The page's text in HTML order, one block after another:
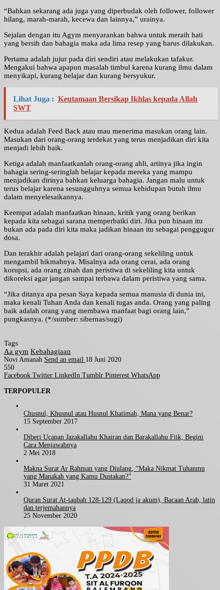
“Bahkan sekarang ada juga yang diperbudak oleh follower, follower
hilang, marah-marah, kecewa dan lainnya,” urainya.
Sejalan dengan itu Agym menyarankan bahwa untuk meraih hati
yang bersih dan bahagia maka ada lima resep yang harus dilakukan.
Pertama adalah jujur pada diri sendiri atau melakukan tafakur.
Mengakui bahwa apapun masalah timbul karena kurang ilmu dalam
menyikapi, kurang belajar dan kurang bersyukur.
Lihat Juga : Keutamaan Bersikap Ikhlas kepada Allah
SWT
Kedua adalah Feed Back atau mau menerima masukan orang lain.
Masukan dari orang-orang terdekat yang terus menjadikan diri kita
menjadi lebih baik.
Ketiga adalah manfaatkanlah orang-orang ahli, artinya jika ingin
bahagia sering-seringlah belajar kepada mereka yang mampu
menjadikan dirinya bahkan keluarga bahagia. Jangan malu untuk
terus belajar karena sesungguhnya semua kehidupan butuh ilmu
dalam menyelesaikannya.
Keempat adalah manfaatkan hinaan, kritik yang orang berikan
kepada kita sebagai sarana memperbaiki diri. Jika pun hinaan itu
bukan ada pada diri kita maka jadikan hinaan itu sebagai penggugur
dosa.
Dan terakhir adalah pelajari dari orang-orang sekeliling untuk
mengambil hikmahnya. Misalnya ada orang cerai, ada orang
korupsi, ada orang zinah dan peristiwa di sekeliling kita untuk
dikoreksi agar jangan sampai terbawa dalam peristiwa yang sama.
“Jika ditanya apa pesan Saya kepada semua manusia di dunia ini,
maka kenali Tuhan Anda dan kenali tugas anda. Orang yang paling
baik adalah orang yang membawa manfaat bagi orang lain,”
pungkasnya. (*/sumber: sibernas/sugi)
Tags
Aa gym Kebahagiaan
Novi Amanah Send an email 18 Juni 2020
550
Facebook Twitter LinkedIn Tumblr Pinterest WhatsApp
TERPOPULER
Chusnul, Khusnul atau Husnul Khatimah, Mana yang Benar?
15 September 2017
Diberi Ucapan Jazakallahu Khairan dan Barakallahu Fiik, Begini
Cara Menjawabnya
2 Mei 2018
Makna Surat Ar Rahman yang Diulang, “Maka Nikmat Tuhanmu
yang Manakah yang Kamu Dustakan?”
31 Maret 2021
Quran Surat At-taubah 128-129 (Laqod ja akum), Bacaan Arab, latin
dan terjemahannya
25 November 2020